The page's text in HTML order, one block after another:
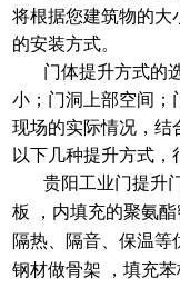
将根据您建筑物的大
的安装方式。
门体提升方式的
小；门洞上部空间；
现场的实际情况，结
以下几种提升方式
贵阳工业门提升
板
，内填充的聚氨
隔热、隔音、保温等
钢材做骨架
，填充